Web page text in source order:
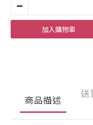
加入購物車
商品描述
送